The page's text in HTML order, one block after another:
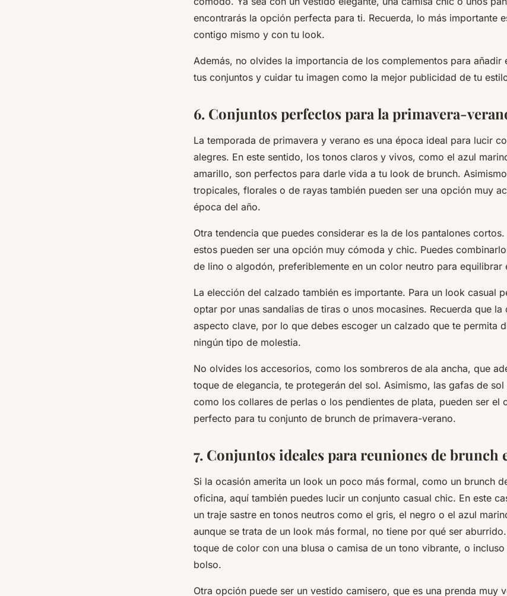
encontrarás la opción perfecta para ti. Recuerda, lo más importante
contigo mismo y con tu look.
Además, no olvides la importancia de los complementos para añadir
tus conjuntos y cuidar tu imagen como la mejor publicidad de tu
6. Conjuntos perfectos para la primavera-
La temporada de primavera y verano es una época ideal para lucir
alegres. En este sentido, los tonos claros y vivos, como el azul
amarillo, son perfectos para darle vida a tu look de brunch.
tropicales, florales o de rayas también pueden ser una opción muy
época del año.
Otra tendencia que puedes considerar es la de los pantalones
estos pueden ser una opción muy cómoda y chic. Puedes
de lino o algodón, preferiblemente en un color neutro para equilibrar
La elección del calzado también es importante. Para un look casual
optar por unas sandalias de tiras o unos mocasines. Recuerda que
aspecto clave, por lo que debes escoger un calzado que te permita
ningún tipo de molestia.
No olvides los accesorios, como los sombreros de ala ancha, que
toque de elegancia, te protegerán del sol. Asimismo, las gafas de
como los collares de perlas o los pendientes de plata, pueden ser el
perfecto para tu conjunto de brunch de primavera-verano.
7. Conjuntos ideales para reuniones de brunch
Si la ocasión amerita un look un poco más formal, como un brunch
oficina, aquí también puedes lucir un conjunto casual chic. En este
un traje sastre en tonos neutros como el gris, el negro o el azul
aunque se trata de un look más formal, no tiene por qué ser
toque de color con una blusa o camisa de un tono vibrante, o
bolso.
Otra opción puede ser un vestido camisero, que es una prenda muy